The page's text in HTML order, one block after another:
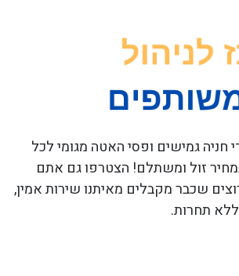
חניה גמישים ופסי האטה מגומי לכל
זול ומשתלם! הצטרפו גם אתם
שכבר מקבלים מאיתנו שירות אמין,
תחרות.